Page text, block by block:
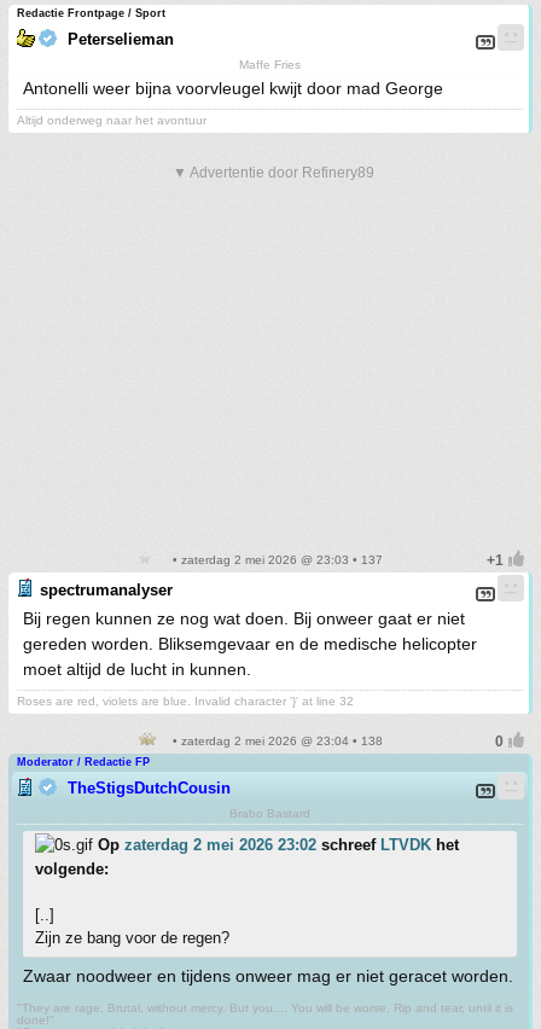
Redactie Frontpage / Sport
Peterselieman
Maffe Fries
Antonelli weer bijna voorvleugel kwijt door mad George
Altijd onderweg naar het avontuur
▼ Advertentie door Refinery89
• zaterdag 2 mei 2026 @ 23:03 • 137
spectrumanalyser
Bij regen kunnen ze nog wat doen. Bij onweer gaat er niet
gereden worden. Bliksemgevaar en de medische helicopter
moet altijd de lucht in kunnen.
Roses are red, violets are blue. Invalid character '}' at line 32
• zaterdag 2 mei 2026 @ 23:04 • 138
Moderator / Redactie FP
TheStigsDutchCousin
Brabo Bastard
Op zaterdag 2 mei 2026 23:02 schreef LTVDK het
volgende:
[..]
Zijn ze bang voor de regen?
Zwaar noodweer en tijdens onweer mag er niet geracet worden.
"They are rage. Brutal, without mercy. But you.... You will be worse. Rip and tear, until it is
done!"